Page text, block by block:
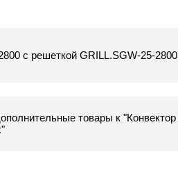
с решеткой GRILL.SGW-25-
товары к